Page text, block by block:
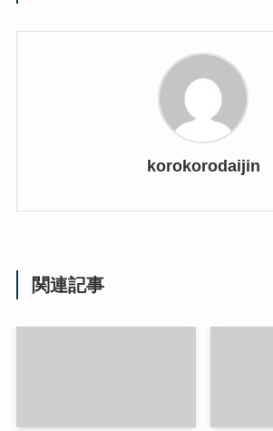
korokorodaijin
関連記事